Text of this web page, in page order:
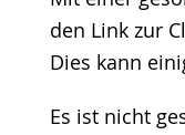
den Link zur
Dies kann
Es ist nicht